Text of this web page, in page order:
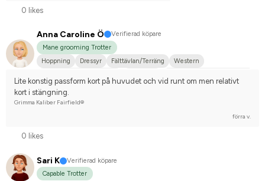
0 likes
Anna Caroline Ö
Verifierad köpare
Mane grooming Trotter
Hoppning
Dressyr Fälttävlan/Terräng
Western
Liten hund
Nej, jag tävlar inte
Lite konstig passform kort på huvudet och vid runt om men relativt
kort i stängning.
Grimma Kaliber Fairfield®
förra v.
0 likes
Sari K
Verifierad köpare
Capable Trotter